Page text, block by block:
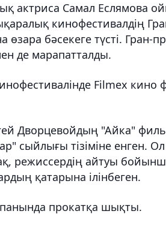
актриса Самал Еслямова
кинофестивалдің
өзара бәсекеге түсті. Гран-
де марапатталды.
Filmex кино
Дворцевойдың "Айка"
сыйлығы тізіміне енген.
режиссердің айтуы
қатарына ілінбеген.
прокатқа шықты.